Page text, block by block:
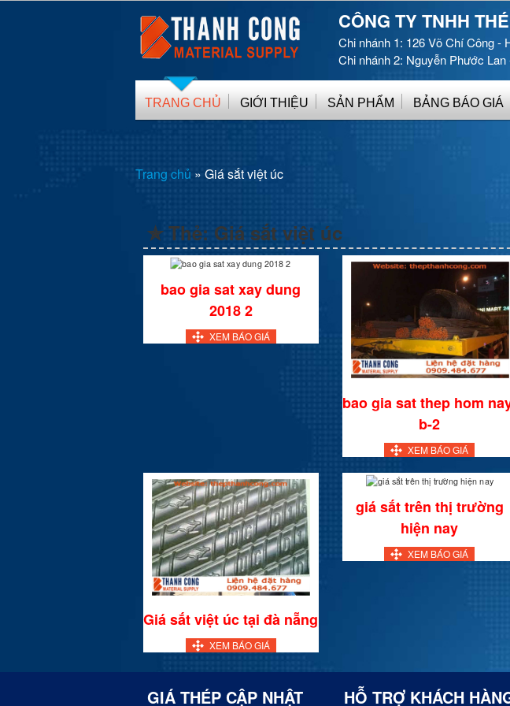
CÔNG TY TNHH
Chi nhánh 1: 126 Võ Chí Công -
Chi nhánh 2: Nguyễn Phước
TRANG CHỦ GIỚI THIỆU SẢN PHẨM BẢNG BÁO GIÁ
Trang chủ » Giá sắt việt úc
✯ Thẻ: Giá sắt việt úc
bao gia sat xay dung
2018 2
XEM BÁO GIÁ
bao gia sat thep hom
b-2
XEM BÁO GIÁ
Giá sắt việt úc tại đà nẵng
XEM BÁO GIÁ
giá sắt trên thị trường
hiện nay
XEM BÁO GIÁ
GIÁ THÉP CẬP NHẬT HỖ TRỢ KHÁCH